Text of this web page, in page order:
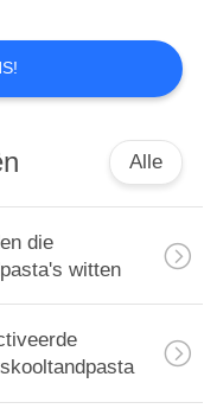
88
Alle
die
witten